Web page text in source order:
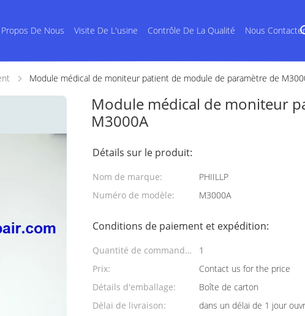
De Nous Visite De L'usine Contrôle De La Qualité Nous Contacter
Module médical de moniteur patient de module de paramètre de
Module médical de moniteur
M3000A
Détails sur le produit:
Nom de marque:
PHIILLP
Numéro de modèle:
M3000A
Conditions de paiement et expédition:
Quantité de commande
min:
1
Prix:
Contact us for the price
Détails d'emballage:
Boîte de carton
Délai de livraison:
dans un délai de 1 jour